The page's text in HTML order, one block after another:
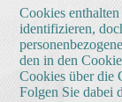
Cookies
identifizieren,
den in den
Cookies über die
Folgen Sie dabei